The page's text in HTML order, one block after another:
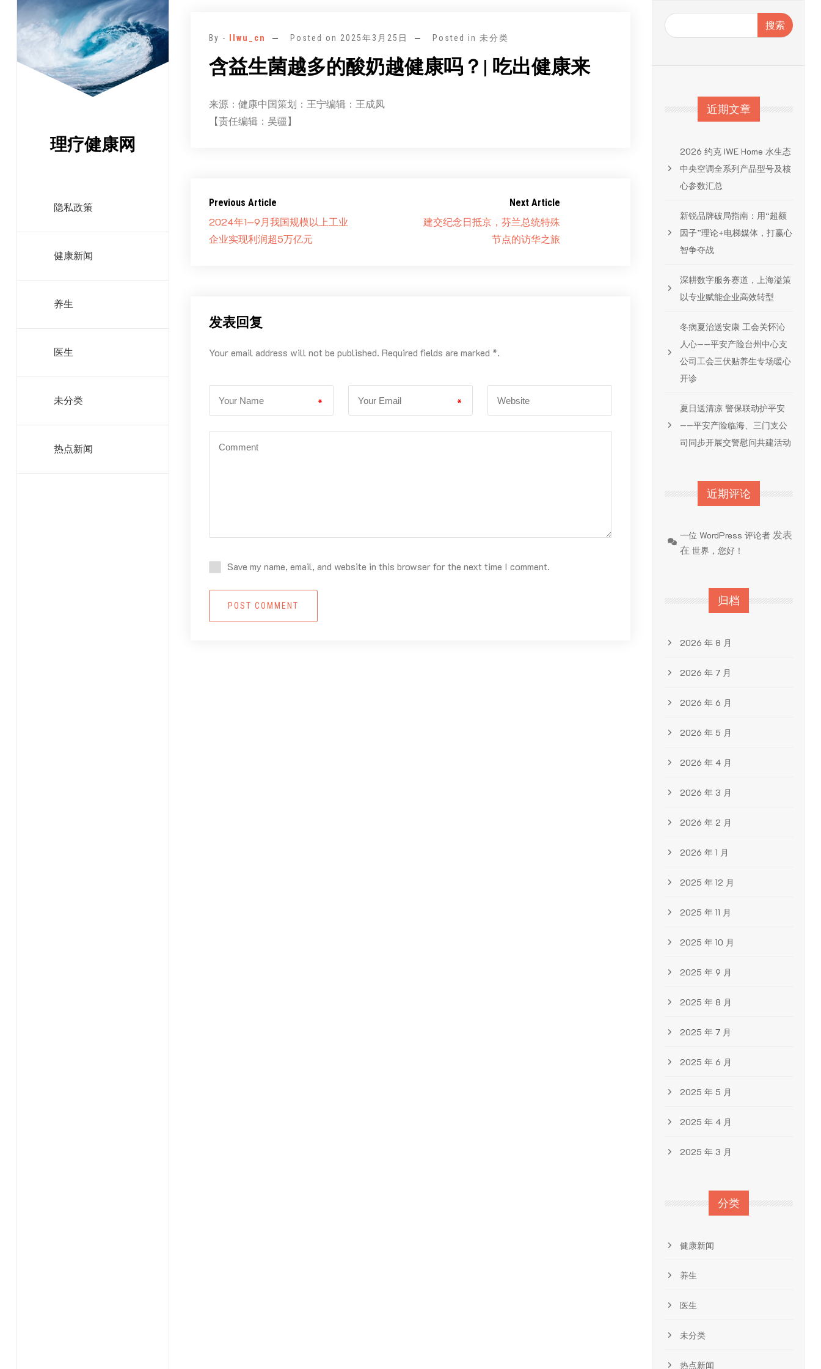
理疗健康网
隐私政策
健康新闻
养生
医生
未分类
热点新闻
By - llwu_cn Posted on 2025年3月25日 Posted in 未分类
含益生菌越多的酸奶越健康吗？| 吃出健康来
来源：健康中国策划：王宁编辑：王成凤
【责任编辑：吴疆】
Previous Article
2024年1—9月我国规模以上工业
企业实现利润超5万亿元
Next Article
建交纪念日抵京，芬兰总统特殊
节点的访华之旅
发表回复
Your email address will not be published. Required fields are marked *.
* *
Save my name, email, and website in this browser for the next time I comment.
POST COMMENT
搜索
近期文章
2026 约克 IWE Home 水生态
中央空调全系列产品型号及核
心参数汇总
新锐品牌破局指南：用“超额
因子”理论+电梯媒体，打赢心
智争夺战
深耕数字服务赛道，上海溢策
以专业赋能企业高效转型
冬病夏治送安康 工会关怀沁
人心——平安产险台州中心支
公司工会三伏贴养生专场暖心
开诊
夏日送清凉 警保联动护平安
——平安产险临海、三门支公
司同步开展交警慰问共建活动
近期评论
一位 WordPress 评论者 发表
在世界，您好！
归档
2026 年 8 月
2026 年 7 月
2026 年 6 月
2026 年 5 月
2026 年 4 月
2026 年 3 月
2026 年 2 月
2026 年 1 月
2025 年 12 月
2025 年 11 月
2025 年 10 月
2025 年 9 月
2025 年 8 月
2025 年 7 月
2025 年 6 月
2025 年 5 月
2025 年 4 月
2025 年 3 月
分类
健康新闻
养生
医生
未分类
热点新闻